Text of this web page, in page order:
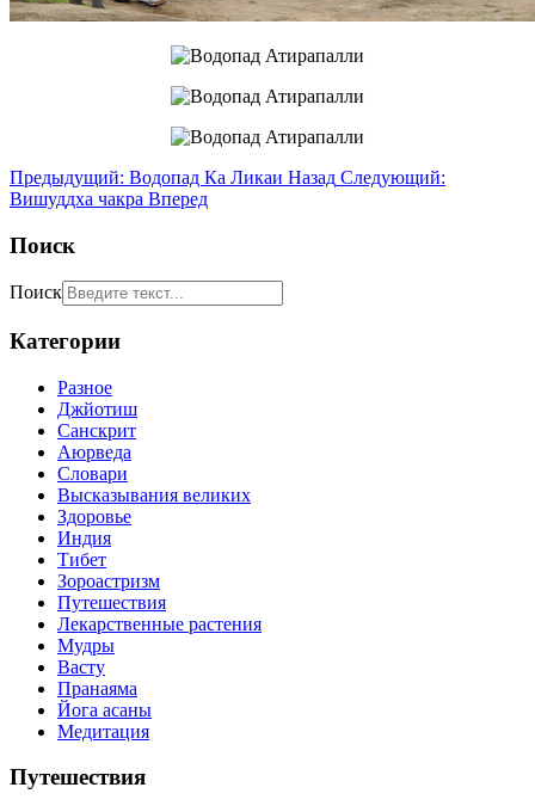
Предыдущий: Водопад Ка Ликаи Назад Следующий:
Вишуддха чакра Вперед
Поиск
Поиск
Категории
Разное
Джйотиш
Санскрит
Аюрведа
Словари
Высказывания великих
Здоровье
Индия
Тибет
Зороастризм
Путешествия
Лекарственные растения
Мудры
Васту
Пранаяма
Йога асаны
Медитация
Путешествия